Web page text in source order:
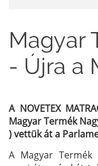
Magyar
- Újra a
A NOVETEX
Magyar Termék
) vettük át a
A Magyar Termék